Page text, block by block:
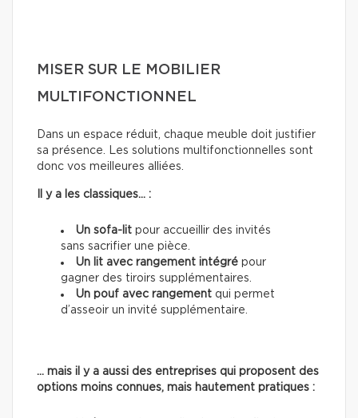
MISER SUR LE MOBILIER
MULTIFONCTIONNEL
Dans un espace réduit, chaque meuble doit justifier
sa présence. Les solutions multifonctionnelles sont
donc vos meilleures alliées.
Il y a les classiques… :
Un sofa-lit pour accueillir des invités
sans sacrifier une pièce.
Un lit avec rangement intégré pour
gagner des tiroirs supplémentaires.
Un pouf avec rangement qui permet
d’asseoir un invité supplémentaire.
… mais il y a aussi des entreprises qui proposent des
options moins connues, mais hautement pratiques :